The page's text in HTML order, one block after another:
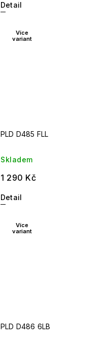
Detail
Více
variant
PLD D485 FLL
Skladem
1 290 Kč
Detail
Více
variant
PLD D486 6LB